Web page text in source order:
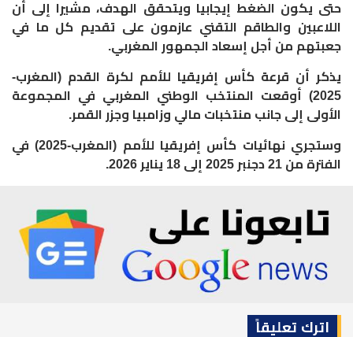
حتى يكون الضغط إيجابيا ويتحقق الهدف، مشيرا إلى أن
اللاعبين والطاقم التقني عازمون على تقديم كل ما في
جعبتهم من أجل إسعاد الجمهور المغربي.
يذكر أن قرعة كأس إفريقيا للأمم لكرة القدم (المغرب-
2025) أوقعت المنتخب الوطني المغربي في المجموعة
الأولى إلى جانب منتخبات مالي وزامبيا وجزر القمر.
وستجري نهائيات كأس إفريقيا للأمم (المغرب-2025) في
الفترة من 21 دجنبر 2025 إلى 18 يناير 2026.
اترك تعليقاً